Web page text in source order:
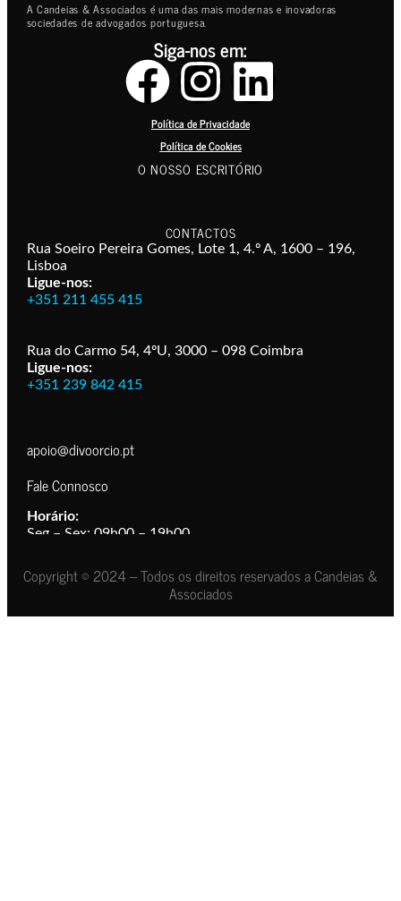
A Candeias & Associados é uma das mais modernas e inovadoras
sociedades de advogados portuguesa.
Siga-nos em:
Política de Privacidade
Política de Cookies
O NOSSO ESCRITÓRIO
CONTACTOS
Rua Soeiro Pereira Gomes, Lote 1, 4.º A, 1600 – 196,
Lisboa
Ligue-nos:
+351 211 455 415
Rua do Carmo 54, 4ºU, 3000 – 098 Coimbra
Ligue-nos:
+351 239 842 415
apoio@divoorcio.pt
Fale Connosco
Horário:
Seg – Sex: 09h00 – 19h00
Copyright © 2024 – Todos os direitos reservados a Candeias &
Associados